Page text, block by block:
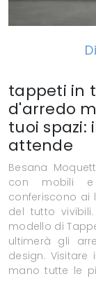
tappeti in
d'arredo
tuoi spazi:
attende
Besana
con mobili e
conferiscono ai
del tutto
modello di
ultimerà gli
design.
mano tutte le